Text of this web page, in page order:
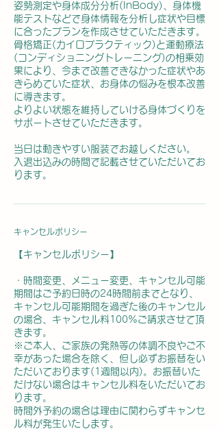
姿勢測定や身体成分分析(InBody)、身体機
能テストなどで身体情報を分析し症状や目標
に合ったプランを作成させていただきます。
​骨格矯正(カイロプラクティック)と運動療法
(コンディショニングトレーニング)の相乗効
果により、今まで改善できなかった症状やあ
きらめていた症状、お身体の悩みを根本改善
に導きます。
よりよい状態を維持していける身体づくりを
サポートさせていただきます。
​当日は動きやすい服装でお越しください。
入退出込みの時間で記載させていただいてお
ります。
キャンセルポリシー
【キャンセルポリシー】
・時間変更、メニュー変更、キャンセル可能
期間はご予約日時の24時間前までとなり、
キャンセル可能期間を過ぎた後のキャンセル
の場合、キャンセル料100%ご請求させて頂
きます。
※ご本人、ご家族の発熱等の体調不良やご不
幸があった場合を除く、但し必ずお振替をい
ただいております(1週間以内)。お振替いた
だけない場合はキャンセル料をいただいてお
ります。
時間外予約の場合は理由に関わらずキャンセ
ル料が発生いたします。